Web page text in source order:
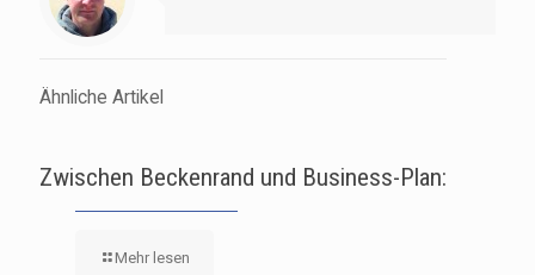
Ähnliche Artikel
Zwischen Beckenrand und Business-Plan:
Mehr lesen